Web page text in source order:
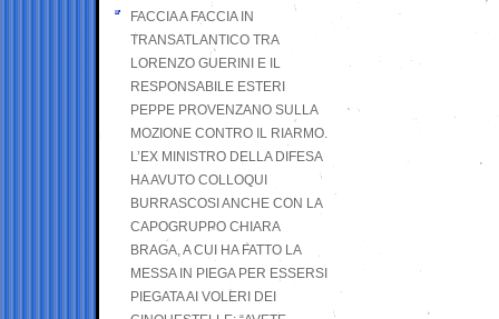
FACCIA A FACCIA IN
TRANSATLANTICO TRA
LORENZO GUERINI E IL
RESPONSABILE ESTERI
PEPPE PROVENZANO SULLA
MOZIONE CONTRO IL RIARMO.
L’EX MINISTRO DELLA DIFESA
HA AVUTO COLLOQUI
BURRASCOSI ANCHE CON LA
CAPOGRUPPO CHIARA
BRAGA, A CUI HA FATTO LA
MESSA IN PIEGA PER ESSERSI
PIEGATA AI VOLERI DEI